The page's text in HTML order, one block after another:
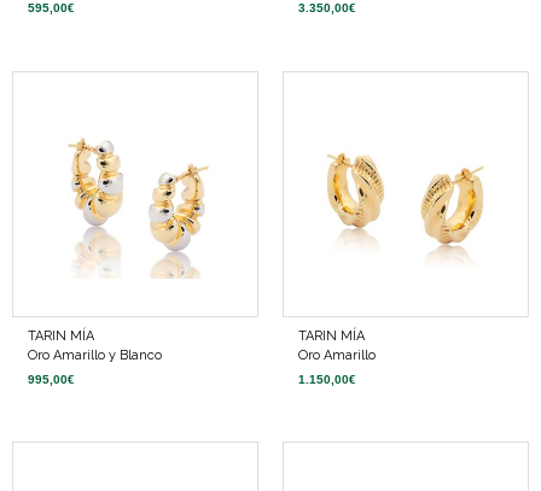
595,00€ 3.350,00€
TARIN MÍA
Oro Amarillo y Blanco
995,00€
TARIN MÍA
Oro Amarillo
1.150,00€